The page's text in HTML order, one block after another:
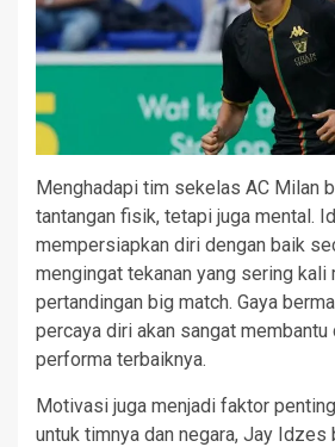
Menghadapi tim sekelas AC Milan
tantangan fisik, tetapi juga mental.
mempersiapkan diri dengan baik
mengingat tekanan yang sering kali
pertandingan big match. Gaya
percaya diri akan sangat membantu
performa terbaiknya.
Motivasi juga menjadi faktor
untuk timnya dan negara, Jay Idzes